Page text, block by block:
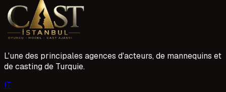
projelere yetenekli yüzler kazandırmak için sürekli yeni
başvurular değerlendirir. Siz de oyunculuk kariyerinize
Gaziantep'ten başlamak veya devam etmek istiyorsanız,
doğru adımları atarak hayallerinize ulaşabilirsiniz.
1 Mayıs 2026
L'une des principales agences d'acteurs, de mannequins et
de casting de Turquie.
IT